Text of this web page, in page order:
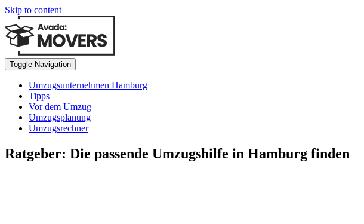
Skip to content
Toggle Navigation
Umzugsunternehmen Hamburg
Tipps
Vor dem Umzug
Umzugsplanung
Umzugsrechner
Ratgeber: Die passende Umzugshilfe in Hamburg finden